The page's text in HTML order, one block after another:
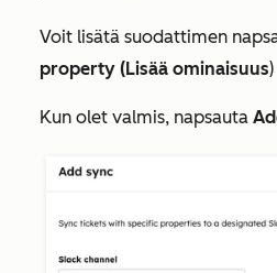
Voit lisätä suodattimen
property (Lisää ominaisuus
Kun olet valmis, napsauta